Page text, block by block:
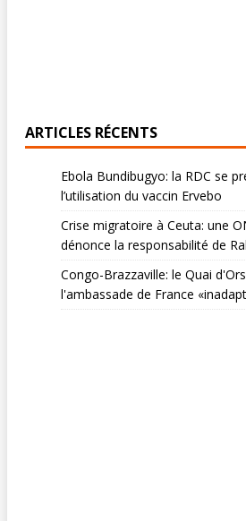
ARTICLES RÉCENTS
Ebola Bundibugyo: la RDC se
l’utilisation du vaccin Ervebo
Crise migratoire à Ceuta: une
dénonce la responsabilité de
Congo-Brazzaville: le Quai
l'ambassade de France